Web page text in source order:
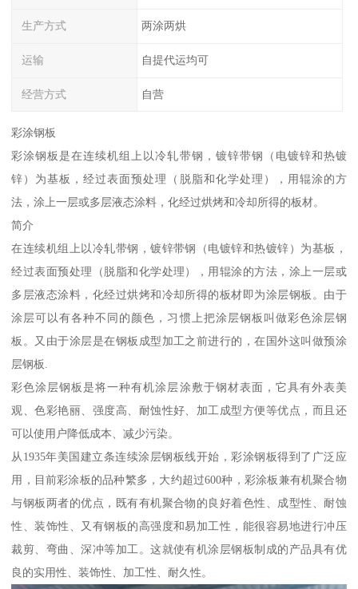
生产方式 两涂两烘
运输 自提代运均可
经营方式 自营
彩涂钢板
彩涂钢板是在连续机组上以冷轧带钢，镀锌带钢（电镀锌和热镀
锌）为基板，经过表面预处理（脱脂和化学处理），用辊涂的方
法，涂上一层或多层液态涂料，化经过烘烤和冷却所得的板材。
简介
在连续机组上以冷轧带钢，镀锌带钢（电镀锌和热镀锌）为基板，
经过表面预处理（脱脂和化学处理），用辊涂的方法，涂上一层或
多层液态涂料，化经过烘烤和冷却所得的板材即为涂层钢板。由于
涂层可以有各种不同的颜色，习惯上把涂层钢板叫做彩色涂层钢
板。又由于涂层是在钢板成型加工之前进行的，在国外这叫做预涂
层钢板.
彩色涂层钢板是将一种有机涂层涂敷于钢材表面，它具有外表美
观、色彩艳丽、强度高、耐蚀性好、加工成型方便等优点，而且还
可以使用户降低成本、减少污染。
从1935年美国建立条连续涂层钢板线开始，彩涂钢板得到了广泛应
用，目前彩涂板的品种繁多，大约超过600种，彩涂板兼有机聚合物
与钢板两者的优点，既有有机聚合物的良好着色性、成型性、耐蚀
性、装饰性、又有钢板的高强度和易加工性，能很容易地进行冲压
裁剪、弯曲、深冲等加工。这就使有机涂层钢板制成的产品具有优
良的实用性、装饰性、加工性、耐久性。